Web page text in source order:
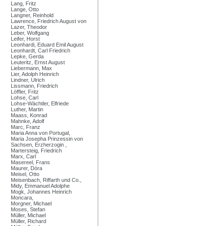
Lang, Fritz
Lange, Otto
Langner, Reinhold
Lawrence, Friedrich August von
Lazer, Theodor
Leber, Wolfgang
Leifer, Horst
Leonhardi, Eduard Emil August
Leonhardt, Carl Friedrich
Lepke, Gerda
Leuteritz, Ernst August
Liebermann, Max
Lier, Adolph Heinrich
Lindner, Ulrich
Lissmann, Friedrich
Löffler, Fritz
Lohse, Carl
Lohse-Wächtler, Elfriede
Luther, Martin
Maass, Konrad
Mahnke, Adolf
Marc, Franz
Maria Anna von Portugal,
Maria Josepha Prinzessin von
Sachsen, Erzherzogin ,
Martersteig, Friedrich
Marx, Carl
Masereel, Frans
Maurer, Dóra
Meisel, Otto
Meisenbach, Riffarth und Co.,
Midy, Emmanuel Adolphe
Mogk, Johannes Heinrich
Moncara,
Morgner, Michael
Moses, Stefan
Müller, Michael
Müller, Richard